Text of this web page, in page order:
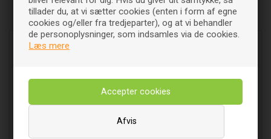
tillader du, at vi sætter cookies (enten i form af egne
cookies og/eller fra tredjeparter), og at vi behandler
de personoplysninger, som indsamles via de cookies.
Læs mere
Afvis
Relaterede varer